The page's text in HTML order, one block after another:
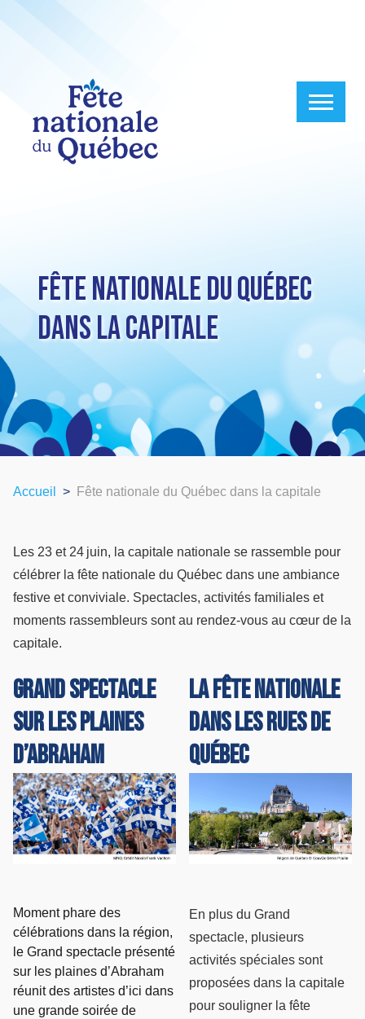
Fête nationale du Québec
dans la capitale
Accueil Fête nationale du Québec dans la capitale
Les 23 et 24 juin, la capitale nationale se rassemble pour
célébrer la fête nationale du Québec dans une ambiance
festive et conviviale. Spectacles, activités familiales et
moments rassembleurs sont au rendez-vous au cœur de la
capitale.
Grand spectacle
sur les plaines
d’Abraham
Moment phare des
célébrations dans la région,
le Grand spectacle présenté
sur les plaines d’Abraham
réunit des artistes d’ici dans
une grande soirée de
La fête nationale
dans les rues de
Québec
En plus du Grand
spectacle, plusieurs
activités spéciales sont
proposées dans la capitale
pour souligner la fête